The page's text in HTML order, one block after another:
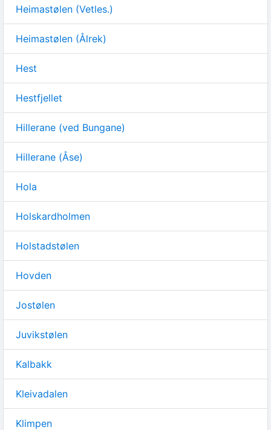
Heimastølen (Vetles.)
Heimastølen (Ålrek)
Hest
Hestfjellet
Hillerane (ved Bungane)
Hillerane (Åse)
Hola
Holskardholmen
Holstadstølen
Hovden
Jostølen
Juvikstølen
Kalbakk
Kleivadalen
Klimpen